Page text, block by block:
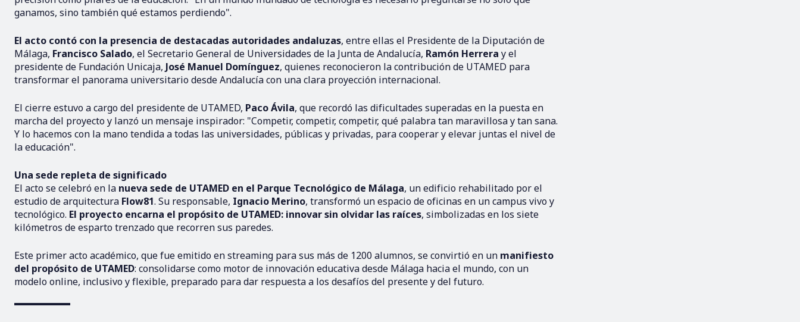
ganamos, sino también qué estamos perdiendo".
El acto contó con la presencia de destacadas autoridades andaluzas, entre ellas el Presidente de la Diputación de
Málaga, Francisco Salado, el Secretario General de Universidades de la Junta de Andalucía, Ramón Herrera y el
presidente de Fundación Unicaja, José Manuel Domínguez, quienes reconocieron la contribución de UTAMED para
transformar el panorama universitario desde Andalucía con una clara proyección internacional.
El cierre estuvo a cargo del presidente de UTAMED, Paco Ávila, que recordó las dificultades superadas en la puesta en
marcha del proyecto y lanzó un mensaje inspirador: "Competir, competir, competir, qué palabra tan maravillosa y tan sana.
Y lo hacemos con la mano tendida a todas las universidades, públicas y privadas, para cooperar y elevar juntas el nivel de
la educación".
Una sede repleta de significado
El acto se celebró en la nueva sede de UTAMED en el Parque Tecnológico de Málaga, un edificio rehabilitado por el
estudio de arquitectura Flow81. Su responsable, Ignacio Merino, transformó un espacio de oficinas en un campus vivo y
tecnológico. El proyecto encarna el propósito de UTAMED: innovar sin olvidar las raíces, simbolizadas en los siete
kilómetros de esparto trenzado que recorren sus paredes.
Este primer acto académico, que fue emitido en streaming para sus más de 1200 alumnos, se convirtió en un manifiesto
del propósito de UTAMED: consolidarse como motor de innovación educativa desde Málaga hacia el mundo, con un
modelo online, inclusivo y flexible, preparado para dar respuesta a los desafíos del presente y del futuro.